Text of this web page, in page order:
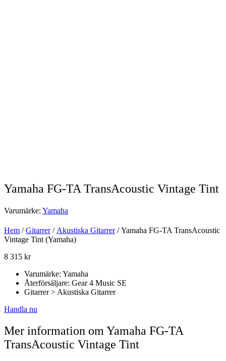
Yamaha FG-TA TransAcoustic Vintage Tint
Varumärke: Yamaha
Hem /Gitarrer/Akustiska Gitarrer/ Yamaha FG-TA TransAcoustic
Vintage Tint (Yamaha)
8 315 kr
Varumärke: Yamaha
Återförsäljare: Gear 4 Music SE
Gitarrer > Akustiska Gitarrer
Handla nu
Mer information om Yamaha FG-TA
TransAcoustic Vintage Tint